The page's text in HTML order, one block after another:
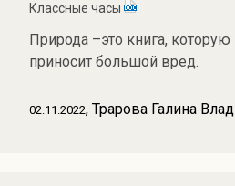
Классные часы
Природа –это книга,
приносит большой вред.
02.11.2022, Трарова Галина